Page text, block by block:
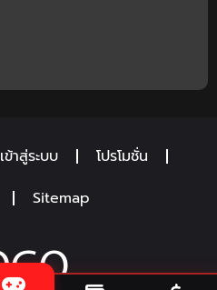
เข้าสู่ระบบ
โปรโมชั่น
Sitemap